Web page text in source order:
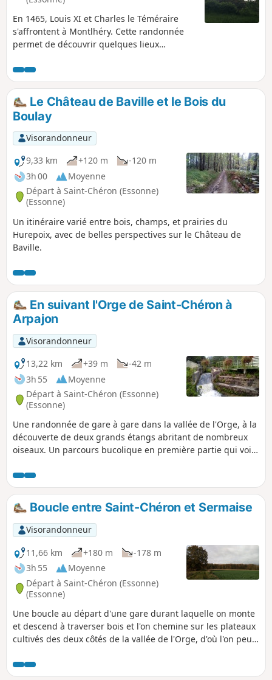
En 1465, Louis XI et Charles le Téméraire
s'affrontent à Montlhéry. Cette randonnée
permet de découvrir quelques lieux
de cet affrontement (Leuville, château de
Montlhéry, champ de bataille, ...) . Le retour
se fait par la basilique de Longpont.
Le Château de Baville et le Bois du
Boulay
Visorandonneur
9,33 km
+120 m
-120 m
3h 00
Moyenne
Départ à Saint-Chéron (Essonne)
(Essonne)
Un itinéraire varié entre bois, champs, et prairies du
Hurepoix, avec de belles perspectives sur le Château de
Baville.
En suivant l'Orge de Saint-Chéron à
Arpajon
Visorandonneur
13,22 km
+39 m
-42 m
3h 55
Moyenne
Départ à Saint-Chéron (Essonne)
(Essonne)
Une randonnée de gare à gare dans la vallée de l'Orge, à la
découverte de deux grands étangs abritant de nombreux
oiseaux. Un parcours bucolique en première partie qui voit
patrimoine en cours de route : un ancien moulin bien
restauré, quelques églises, un petit menhir, un lavoir...
Boucle entre Saint-Chéron et Sermaise
Visorandonneur
11,66 km
+180 m
-178 m
3h 55
Moyenne
Départ à Saint-Chéron (Essonne)
(Essonne)
Une boucle au départ d'une gare durant laquelle on monte
et descend à traverser bois et l'on chemine sur les plateaux
cultivés des deux côtés de la vallée de l'Orge, d'où l'on peut